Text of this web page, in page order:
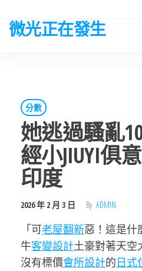
微光正在發生
分數
她逃過騷亂
經小JIUYI俱
印度
2026 年 2 月 3 日 By ADMIN
「可老屋翻新惡！這是什
牛客變設計土豪對著天空
沒有標價會所設計的日式